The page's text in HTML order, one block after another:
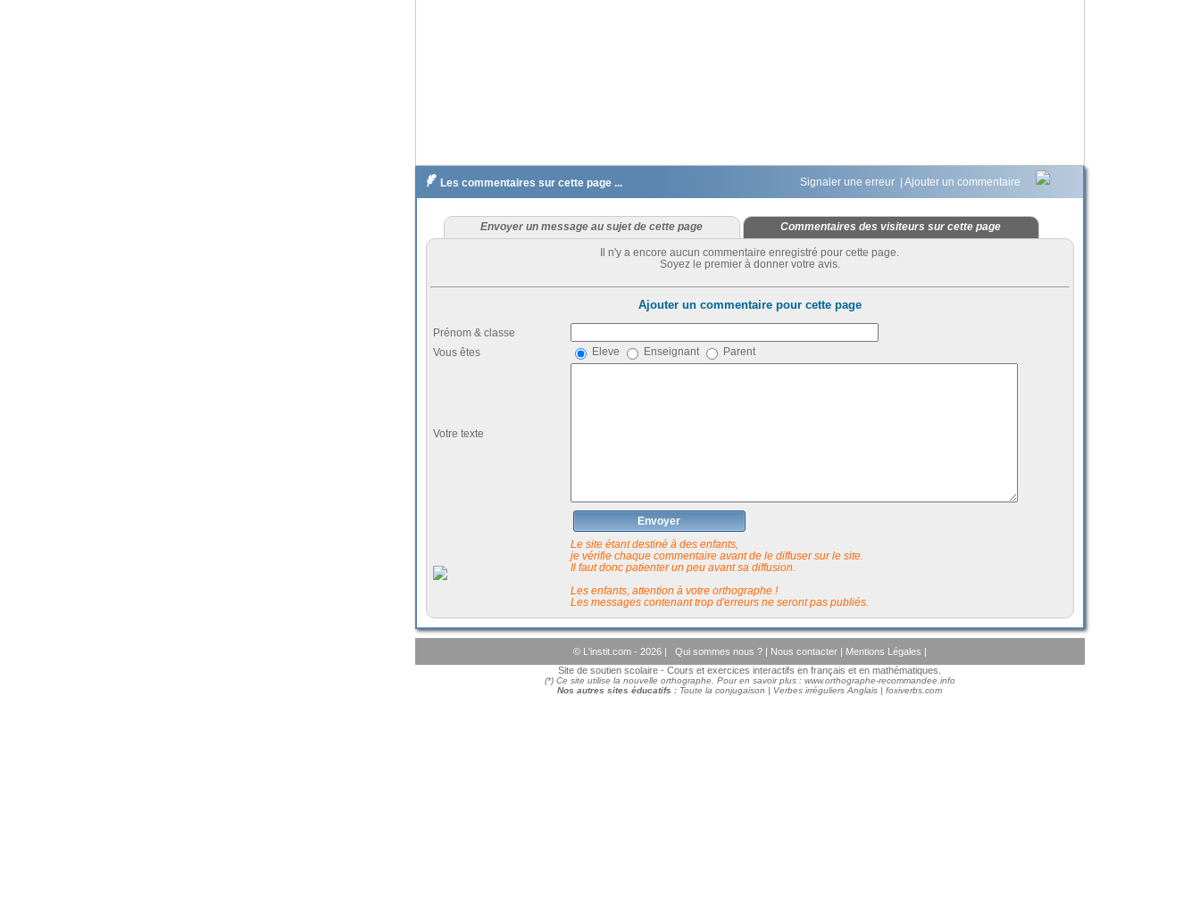
 Les commentaires sur cette page ... Signaler une erreur Ajouter un commentaire
Envoyer un message au sujet de cette page Commentaires des visiteurs sur cette page
Il n'y a encore aucun commentaire enregistré pour cette page.
Soyez le premier à donner votre avis.
Ajouter un commentaire pour cette page
Prénom & classe
Vous êtes
Eleve Enseignant Parent
Votre texte
Envoyer
Le site étant destiné à des enfants,
je vérifie chaque commentaire avant de le diffuser sur le site.
Il faut donc patienter un peu avant sa diffusion.
Les enfants, attention à votre orthographe !
Les messages contenant trop d'erreurs ne seront pas publiés.
© L'instit.com - 2026 | Qui sommes nous ? Nous contacter Mentions Légales
Site de soutien scolaire - Cours et exercices interactifs en français et en mathématiques.
(*) Ce site utilise la nouvelle orthographe. Pour en savoir plus : www.orthographe-recommandee.info
Nos autres sites éducatifs : Toute la conjugaison | Verbes irréguliers Anglais | foxiverbs.com